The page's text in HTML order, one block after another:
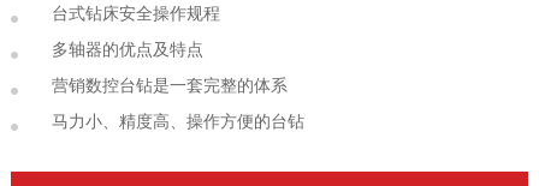
台式钻床安全操作规程
多轴器的优点及特点
营销数控台钻是一套完整的体系
马力小、精度高、操作方便的台钻